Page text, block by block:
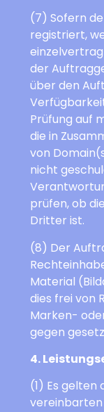
(7) Sofern
registriert,
der
über den
Prüfung auf
die in
von
nicht
prüfen, ob
Dritter ist.
(8) Der
Material
dies frei von
Marken-
gegen
4.
(1) Es gelten
vereinbarten